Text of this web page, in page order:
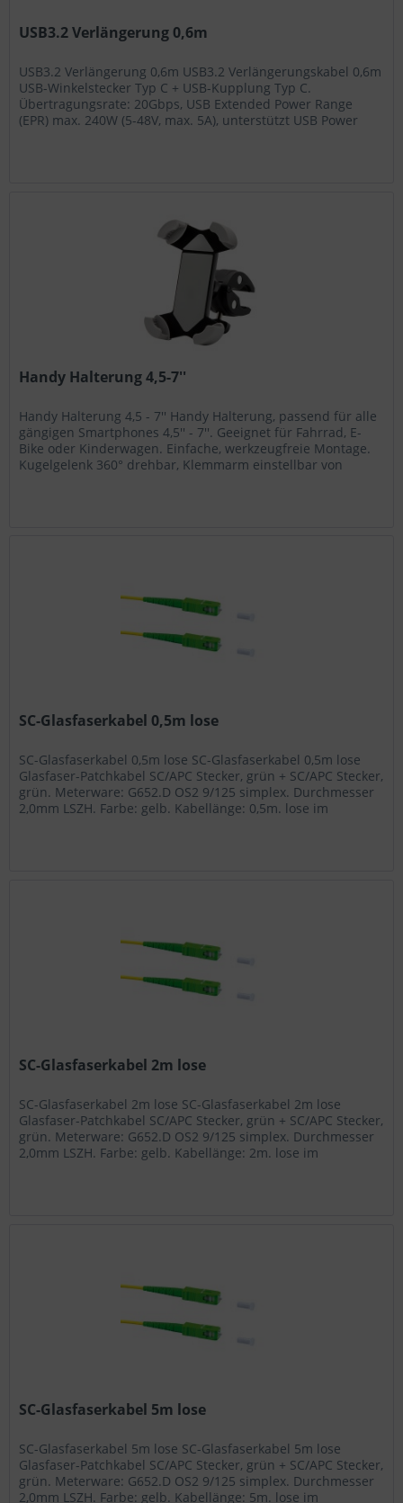
USB3.2 Verlängerung 0,6m
USB3.2 Verlängerung 0,6m USB3.2 Verlängerungskabel 0,6m
USB-Winkelstecker Typ C + USB-Kupplung Typ C.
Übertragungsrate: 20Gbps, USB Extended Power Range
(EPR) max. 240W (5-48V, max. 5A), unterstützt USB Power
Handy Halterung 4,5-7''
Handy Halterung 4,5 - 7'' Handy Halterung, passend für alle
gängigen Smartphones 4,5'' - 7''. Geeignet für Fahrrad, E-
Bike oder Kinderwagen. Einfache, werkzeugfreie Montage.
Kugelgelenk 360° drehbar, Klemmarm einstellbar von
SC-Glasfaserkabel 0,5m lose
SC-Glasfaserkabel 0,5m lose SC-Glasfaserkabel 0,5m lose
Glasfaser-Patchkabel SC/APC Stecker, grün + SC/APC Stecker,
grün. Meterware: G652.D OS2 9/125 simplex. Durchmesser
2,0mm LSZH. Farbe: gelb. Kabellänge: 0,5m. lose im
SC-Glasfaserkabel 2m lose
SC-Glasfaserkabel 2m lose SC-Glasfaserkabel 2m lose
Glasfaser-Patchkabel SC/APC Stecker, grün + SC/APC Stecker,
grün. Meterware: G652.D OS2 9/125 simplex. Durchmesser
2,0mm LSZH. Farbe: gelb. Kabellänge: 2m. lose im
SC-Glasfaserkabel 5m lose
SC-Glasfaserkabel 5m lose SC-Glasfaserkabel 5m lose
Glasfaser-Patchkabel SC/APC Stecker, grün + SC/APC Stecker,
grün. Meterware: G652.D OS2 9/125 simplex. Durchmesser
2,0mm LSZH. Farbe: gelb. Kabellänge: 5m. lose im